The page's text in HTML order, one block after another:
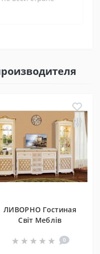
ЛИВОРНО Гостиная
Світ Меблів
0